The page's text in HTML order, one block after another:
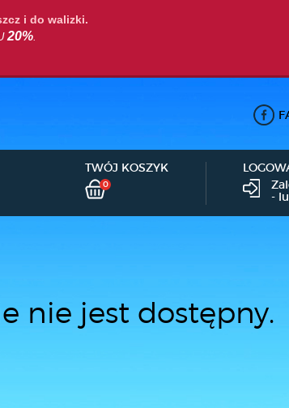
i do walizki.
20%.
TWÓJ KOSZYK
0
-
nie jest dostępny.